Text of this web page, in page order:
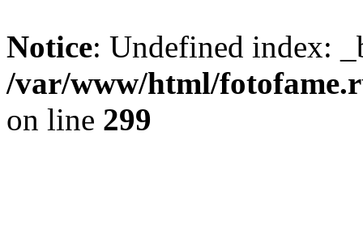
Notice: Undefined index:
/var/www/html/
on line 299